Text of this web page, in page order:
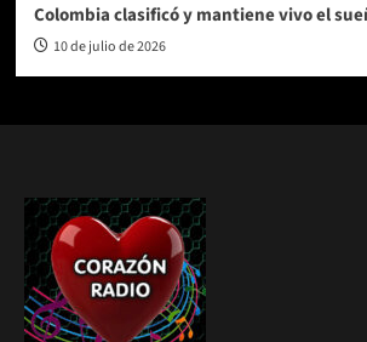
Colombia clasificó y mantiene vivo el
10 de julio de 2026